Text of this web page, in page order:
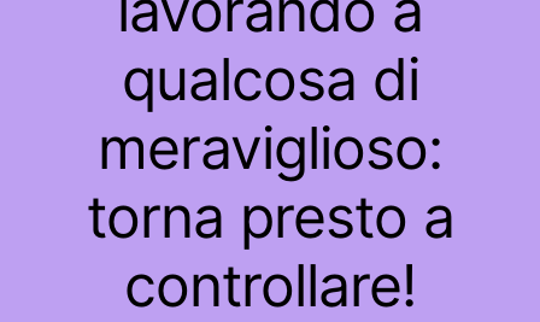
qualcosa di
meraviglioso:
torna presto a
controllare!